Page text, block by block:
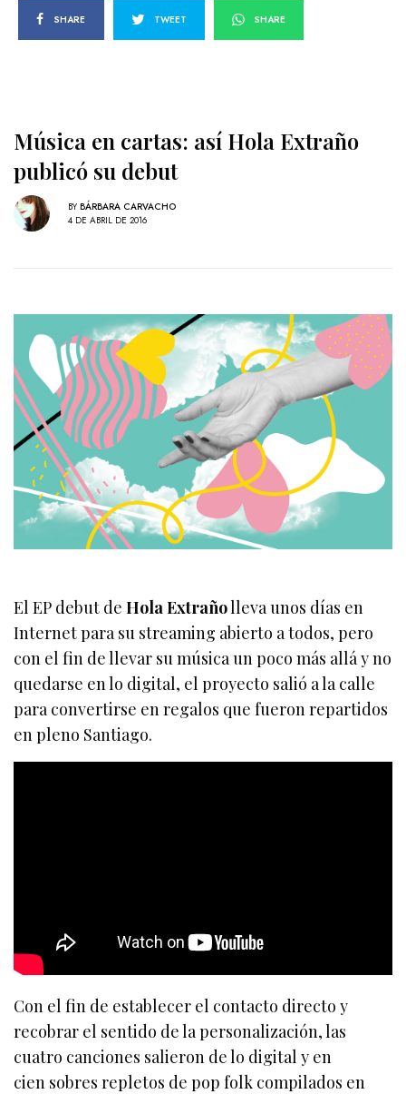
SHARE TWEET SHARE
Música en cartas: así Hola Extraño
publicó su debut
BY BÁRBARA CARVACHO
4 DE ABRIL DE 2016
El EP debut deHola Extrañolleva unos días en
Internet para su streaming abierto a todos, pero
con el fin de llevar su música un poco más allá y no
quedarse en lo digital, el proyecto salió a la calle
para convertirse en regalos que fueron repartidos
en pleno Santiago.
Con el fin de establecer el contacto directo y
recobrar el sentido de la personalización, las
cuatro canciones salieron de lo digital y en
cien sobres repletos de pop folk compilados en